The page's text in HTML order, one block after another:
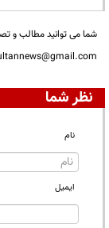
شما می توانید مطالب و
نظر شما
نام
ایمیل